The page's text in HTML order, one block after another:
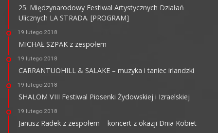
25. Międzynarodowy Festiwal Artystycznych Działań
Ulicznych LA STRADA. [PROGRAM]
19 lutego 2018
MICHAŁ SZPAK z zespołem
19 lutego 2018
CARRANTUOHILL & SALAKE – muzyka i taniec irlandzki
19 lutego 2018
SHALOM VIII Festiwal Piosenki Żydowskiej i Izraelskiej
19 lutego 2018
Janusz Radek z zespołem – koncert z okazji Dnia Kobiet